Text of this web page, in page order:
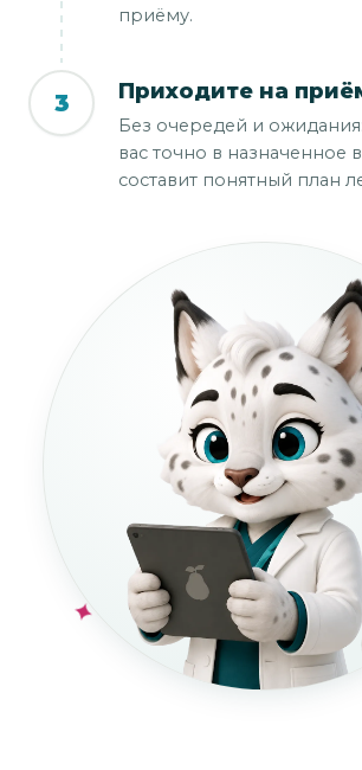
приёму.
3 Приходите на
Без очередей и
вас точно в назначенное
составит понятный план